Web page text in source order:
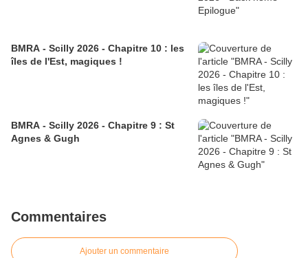
BMRA - Scilly 2026 - Chapitre 10 : les
îles de l'Est, magiques !
BMRA - Scilly 2026 - Chapitre 9 : St
Agnes & Gugh
Commentaires
Ajouter un commentaire